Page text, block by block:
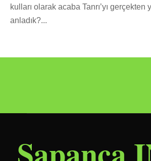
kulları olarak acaba Tanrı’yı gerçekten
anladık?...